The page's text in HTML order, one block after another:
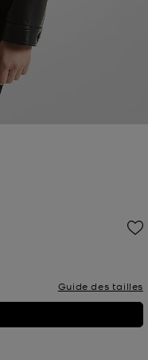
Guide des tailles